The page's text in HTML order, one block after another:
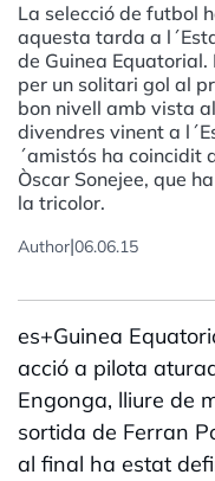
La selecció de futbol
aquesta tarda a
de Guinea
per un solitari gol al
bon nivell amb vista
divendres vinent a
´amistós ha coincidit
Òscar Sonejee, que
la tricolor.
Author|06.06.15
es+Guinea
acció a pilota
Engonga, lliure de
sortida de Ferran
al final ha estat